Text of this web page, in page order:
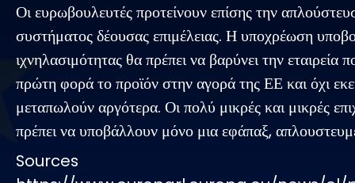
Οι ευρωβουλευτές προτείνουν επίσης την
συστήματος δέουσας επιμέλειας. Η υποχρέωση
ιχνηλασιμότητας θα πρέπει να βαρύνει την εταιρεία
πρώτη φορά το προϊόν στην αγορά της ΕΕ και όχι
μεταπωλούν αργότερα. Οι πολύ μικρές και μικρές
πρέπει να υποβάλλουν μόνο μια εφάπαξ,
Sources